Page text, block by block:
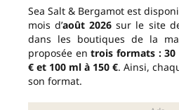
Sea Salt & Bergamot est
mois d’août 2026 sur le site
dans les boutiques de la
proposée entrois formats : 30
€ et 100 ml à 150 €. Ainsi,
son format.